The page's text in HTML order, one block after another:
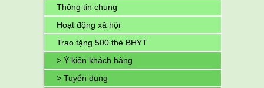
Thông tin chung
Hoạt động xã hội
Trao tặng 500 thẻ BHYT
> Ý kiến khách hàng
> Tuyển dụng